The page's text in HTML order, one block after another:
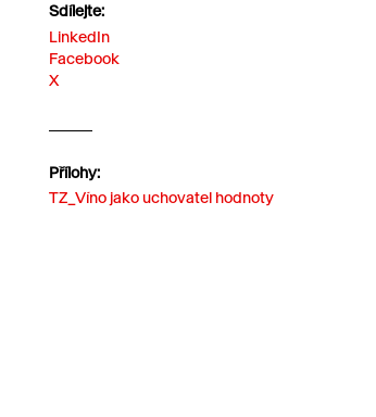
Sdílejte:
LinkedIn
Facebook
X
Přílohy:
TZ_Víno jako uchovatel hodnoty